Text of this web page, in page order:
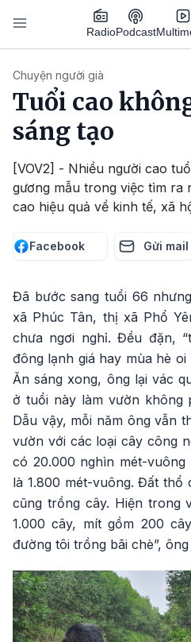
Nhảy đến nội dung
RadioPodcast
Chuyện người già
Tuổi cao
sáng tạo
[VOV2] - Nhiều người cao
gương mẫu trong việc tìm ra
cao hiệu quả về kinh tế, xã
Facebook Gửi mail
Đã bước sang tuổi 66
xã Phúc Tân, thị xã Phổ
chưa ngơi nghỉ. Đều đặn,
đông lạnh giá hay mùa hè
Ăn sáng xong, ông lại vác
ở tuổi này làm vườn không
Dẫu vậy, mỗi năm ông vẫn
vườn với các loại cây công
có 20.000 nghìn mét-
là 1.800 mét-vuông. Đất
cũng trồng cây. Hiện trong
1.000 cây, mít gồm 200
đường tôi trồng bãi chè”,